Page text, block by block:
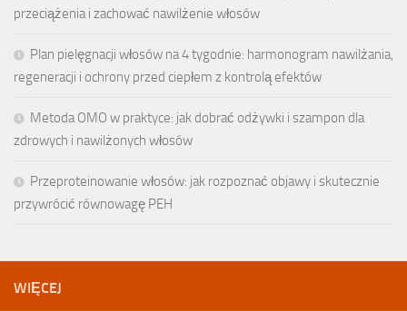
przeciążenia i zachować nawilżenie włosów
Plan pielęgnacji włosów na 4 tygodnie: harmonogram nawilżania,
regeneracji i ochrony przed ciepłem z kontrolą efektów
Metoda OMO w praktyce: jak dobrać odżywki i szampon dla
zdrowych i nawilżonych włosów
Przeproteinowanie włosów: jak rozpoznać objawy i skutecznie
przywrócić równowagę PEH
WIĘCEJ